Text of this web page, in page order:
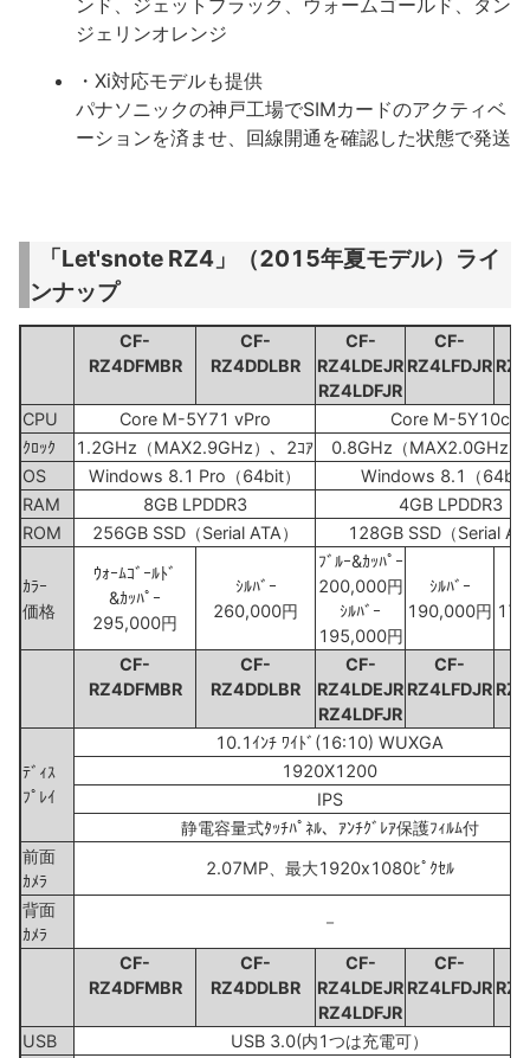
ンド、ジェットブラック、ウォームゴールド、タン
ジェリンオレンジ
・Xi対応モデルも提供
パナソニックの神戸工場でSIMカードのアクティベ
ーションを済ませ、回線開通を確認した状態で発送
「Let'snote RZ4」（2015年夏モデル）ライ
ンナップ
CF-
RZ4DFMBR
CF-
RZ4DDLBR
CF-
RZ4LDEJR
RZ4LDFJR
CF-
RZ4LFDJR
CPU Core M-5Y71 vPro
Core M-5Y10c
ｸﾛｯｸ
1.2GHz（MAX2.9GHz）、2ｺｱ
0.8GHz（MAX2.0GHz）
OS
Windows 8.1 Pro（64bit）
Windows 8.1（64bit
RAM
8GB LPDDR3
4GB LPDDR3
ROM
256GB SSD（Serial ATA） 128GB SSD（Serial
ｶﾗｰ
価格
ｳｫｰﾑｺﾞｰﾙﾄﾞ
&ｶｯﾊﾟｰ
295,000円
ｼﾙﾊﾞｰ
260,000円
ﾌﾞﾙｰ&ｶｯﾊﾟｰ
200,000円
ｼﾙﾊﾞｰ
195,000円
ｼﾙﾊﾞｰ
190,000円
CF-
RZ4DFMBR
CF-
RZ4DDLBR
CF-
RZ4LDEJR
RZ4LDFJR
CF-
RZ4LFDJR
ﾃﾞｨｽ
ﾌﾟﾚｲ
10.1ｲﾝﾁ ﾜｲﾄﾞ(16:10) WUXGA
1920X1200
IPS
静電容量式ﾀｯﾁﾊﾟﾈﾙ、ｱﾝﾁｸﾞﾚｱ保護ﾌｨﾙﾑ付
前面
ｶﾒﾗ
2.07MP、最大1920x1080ﾋﾟｸｾﾙ
背面
ｶﾒﾗ
－
CF-
RZ4DFMBR
CF-
RZ4DDLBR
CF-
RZ4LDEJR
RZ4LDFJR
CF-
RZ4LFDJR
USB
USB 3.0(内1つは充電可）